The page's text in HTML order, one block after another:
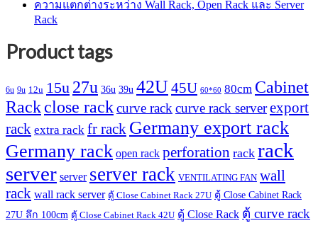
ความแตกต่างระหว่าง Wall Rack, Open Rack และ Server
Rack
Product tags
6u 9u 12u 15u 27u 36u 39u 42U45U 60*60 80cm Cabinet
Rackclose rackcurve rack curve rack serverexport
rack extra rack fr rack Germany export rack
Germany rack open rack perforation rack rack
server server server rack VENTILATING FAN wall
rack wall rack server ตู้ Close Cabinet Rack 27U ตู้ Close Cabinet Rack
27U ลึก 100cm ตู้ Close Cabinet Rack 42U ตู้ Close Rack ตู้ curve rack